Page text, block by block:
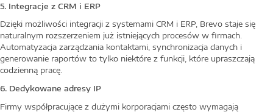
5. Integracje z CRM i ERP
Dzięki możliwości integracji z systemami CRM i ERP, Brevo staje się
naturalnym rozszerzeniem już istniejących procesów w firmach.
Automatyzacja zarządzania kontaktami, synchronizacja danych i
generowanie raportów to tylko niektóre z funkcji, które upraszczają
codzienną pracę.
6. Dedykowane adresy IP
Firmy współpracujące z dużymi korporacjami często wymagają